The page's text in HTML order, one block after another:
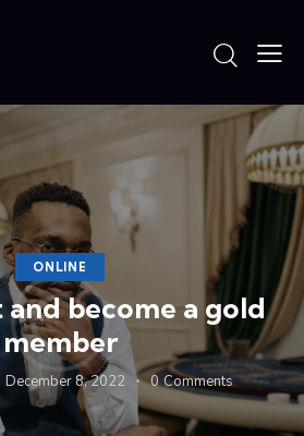
ONLINE
become a gold
member
December 8, 2022 0 Comments